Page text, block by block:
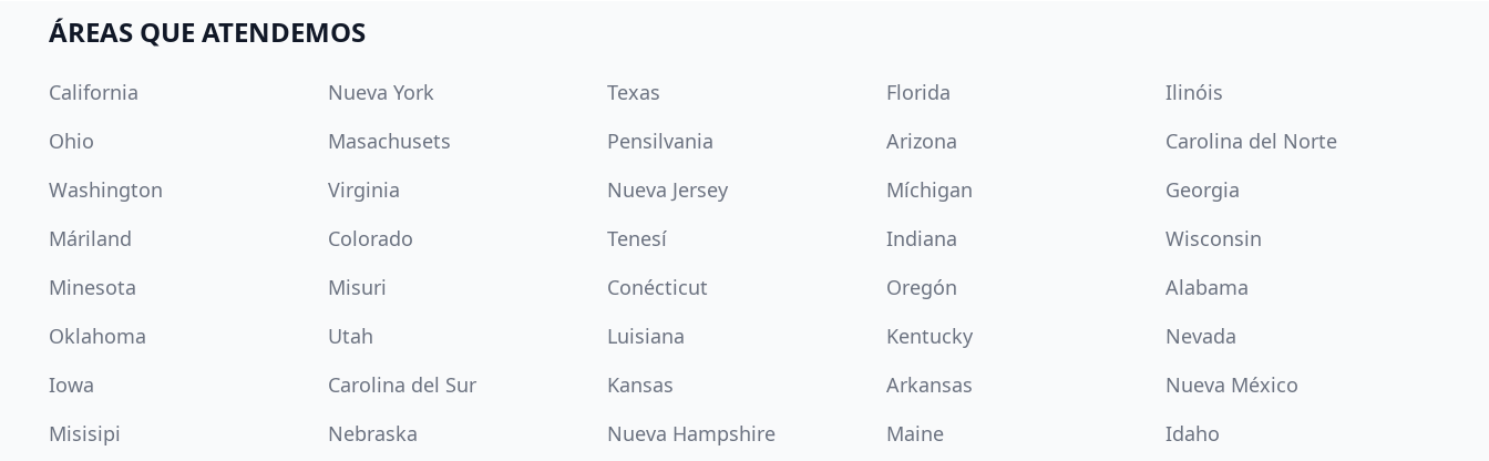
ÁREAS QUE ATENDEMOS
California Nueva York Texas Florida
Ilinóis
Ohio
Masachusets Pensilvania Arizona
Carolina del Norte
Washington
Virginia Nueva Jersey Míchigan
Georgia
Máriland
Colorado Tenesí Indiana
Wisconsin
Minesota
Misuri Conécticut Oregón
Alabama
Oklahoma
Utah Luisiana Kentucky
Nevada
Iowa
Carolina del Sur Kansas Arkansas
Nueva México
Misisipi
Nebraska Nueva Hampshire Maine Idaho